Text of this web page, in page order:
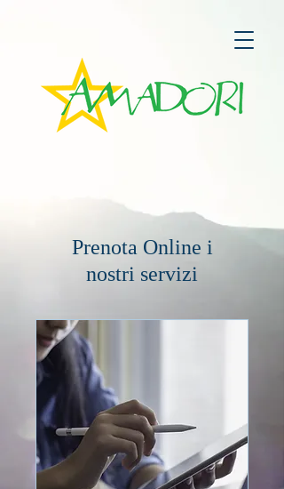
Prenota Online i
nostri servizi